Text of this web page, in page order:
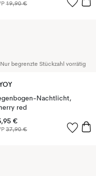
19,90 €
Nur begrenzte Stückzahl vorrätig
Nachtlicht,
red
€
37,90 €